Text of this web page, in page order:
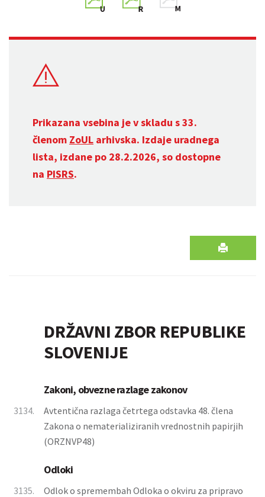
Prikazana vsebina je v skladu s 33.
členom ZoUL arhivska. Izdaje uradnega
lista, izdane po 28.2.2026, so dostopne
na PISRS.
DRŽAVNI ZBOR REPUBLIKE
SLOVENIJE
Zakoni, obvezne razlage zakonov
3134.
Avtentična razlaga četrtega odstavka 48. člena
Zakona o nematerializiranih vrednostnih papirjih
(ORZNVP48)
Odloki
3135.
Odlok o spremembah Odloka o okviru za pripravo